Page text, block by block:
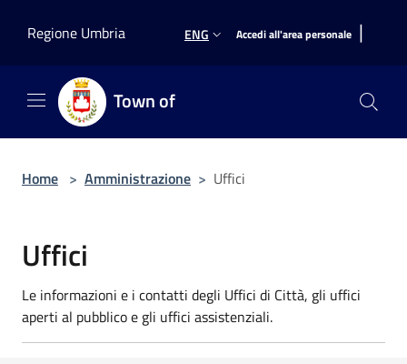
Regione Umbria
ENG Accedi all'area personale |
Town of
Home > Amministrazione > Uffici
Uffici
Le informazioni e i contatti degli Uffici di Città, gli uffici
aperti al pubblico e gli uffici assistenziali.